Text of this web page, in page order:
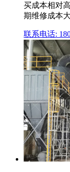
买成本相对
期维修成本
联系电话: